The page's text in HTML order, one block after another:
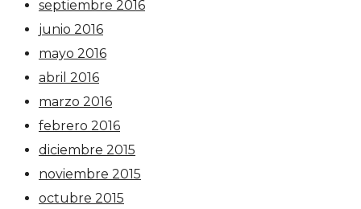
septiembre 2016
junio 2016
mayo 2016
abril 2016
marzo 2016
febrero 2016
diciembre 2015
noviembre 2015
octubre 2015